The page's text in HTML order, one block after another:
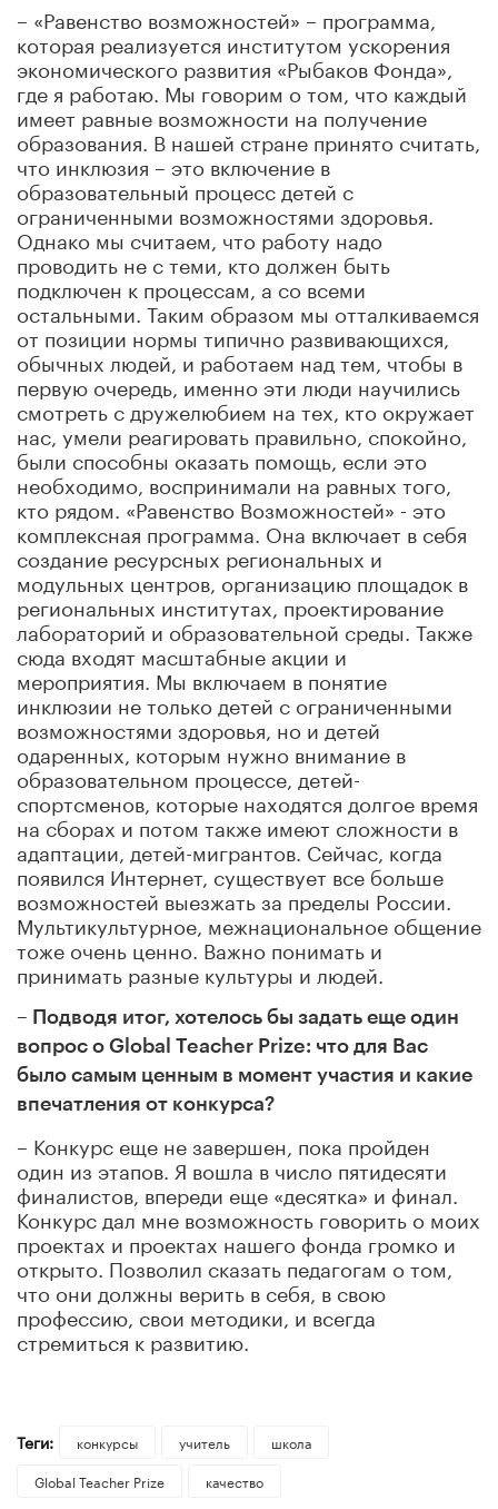
– «Равенство возможностей» – программа,
которая реализуется институтом ускорения
экономического развития «Рыбаков Фонда»,
где я работаю. Мы говорим о том, что каждый
имеет равные возможности на получение
образования. В нашей стране принято считать,
что инклюзия – это включение в
образовательный процесс детей с
ограниченными возможностями здоровья.
Однако мы считаем, что работу надо
проводить не с теми, кто должен быть
подключен к процессам, а со всеми
остальными. Таким образом мы отталкиваемся
от позиции нормы типично развивающихся,
обычных людей, и работаем над тем, чтобы в
первую очередь, именно эти люди научились
смотреть с дружелюбием на тех, кто окружает
нас, умели реагировать правильно, спокойно,
были способны оказать помощь, если это
необходимо, воспринимали на равных того,
кто рядом. «Равенство Возможностей» - это
комплексная программа. Она включает в себя
создание ресурсных региональных и
модульных центров, организацию площадок в
региональных институтах, проектирование
лабораторий и образовательной среды. Также
сюда входят масштабные акции и
мероприятия. Мы включаем в понятие
инклюзии не только детей с ограниченными
возможностями здоровья, но и детей
одаренных, которым нужно внимание в
образовательном процессе, детей-
спортсменов, которые находятся долгое время
на сборах и потом также имеют сложности в
адаптации, детей-мигрантов. Сейчас, когда
появился Интернет, существует все больше
возможностей выезжать за пределы России.
Мультикультурное, межнациональное общение
тоже очень ценно. Важно понимать и
принимать разные культуры и людей.
– Подводя итог, хотелось бы задать еще один
вопрос о Global Teacher Prize: что для Вас
было самым ценным в момент участия и какие
впечатления от конкурса?
– Конкурс еще не завершен, пока пройден
один из этапов. Я вошла в число пятидесяти
финалистов, впереди еще «десятка» и финал.
Конкурс дал мне возможность говорить о моих
проектах и проектах нашего фонда громко и
открыто. Позволил сказать педагогам о том,
что они должны верить в себя, в свою
профессию, свои методики, и всегда
стремиться к развитию.
Теги: конкурсы учитель
школа
Global Teacher Prize
качество